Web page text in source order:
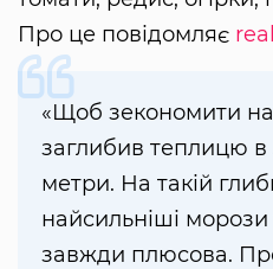
Про це повідомляє
«Щоб зекономити на
заглибив теплицю
метри. На такій
найсильніші
завжди плюсова.